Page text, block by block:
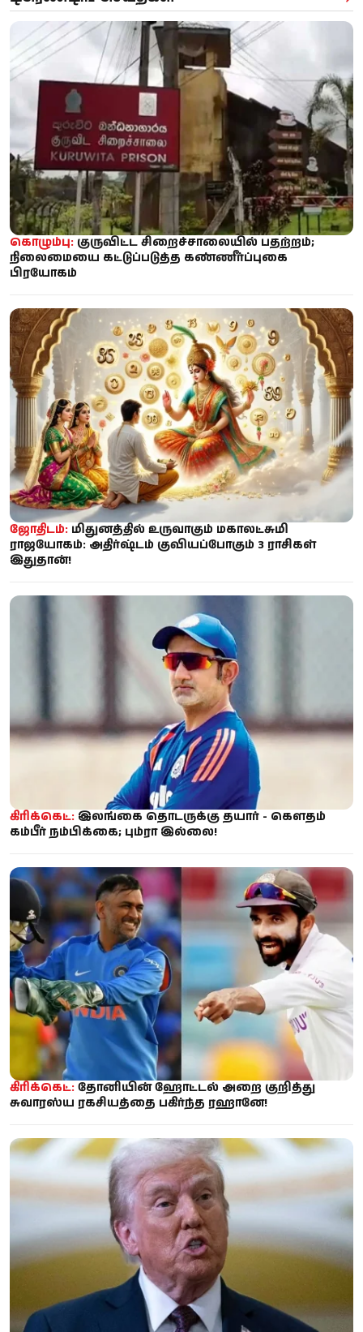
கொழும்பு: குருவிட்ட சிறைச்சாலையில் பதற்றம்;
நிலைமையை கட்டுப்படுத்த கண்ணீர்ப்புகை
பிரயோகம்
ஜோதிடம்: மிதுனத்தில் உருவாகும் மகாலட்சுமி
ராஜயோகம்: அதிர்ஷ்டம் குவியப்போகும் 3 ராசிகள்
இதுதான்!
கிரிக்கெட்: இலங்கை தொடருக்கு தயார் - கௌதம்
கம்பீர் நம்பிக்கை; பும்ரா இல்லை!
கிரிக்கெட்: தோனியின் ஹோட்டல் அறை குறித்து
சுவாரஸ்ய ரகசியத்தை பகிர்ந்த ரஹானே!